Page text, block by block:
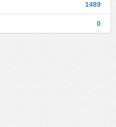
1489
0